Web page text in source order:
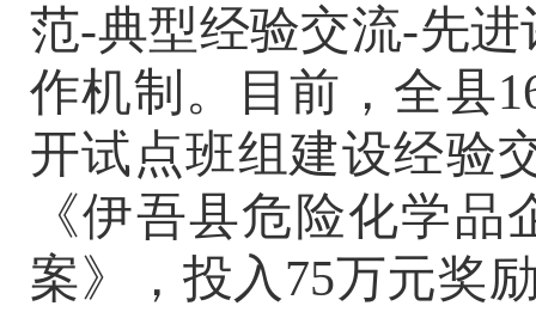
范-典型经验交流-先
作机制。目前，全县
开试点班组建设经验
《伊吾县危险化学
案》，投入 75万元奖